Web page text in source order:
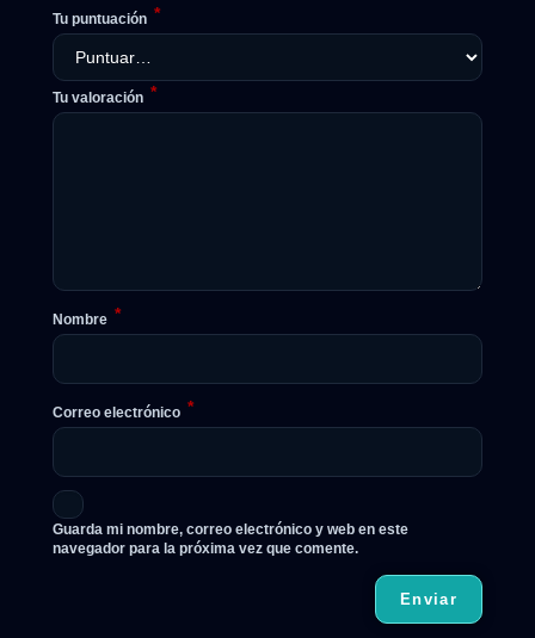
Tu puntuación *
Tu valoración *
Nombre *
Correo electrónico *
Guarda mi nombre, correo electrónico y web en este
navegador para la próxima vez que comente.